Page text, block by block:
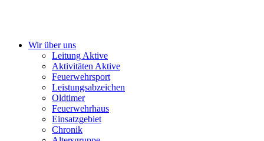
Wir über uns
Leitung Aktive
Aktivitäten Aktive
Feuerwehrsport
Leistungsabzeichen
Oldtimer
Feuerwehrhaus
Einsatzgebiet
Chronik